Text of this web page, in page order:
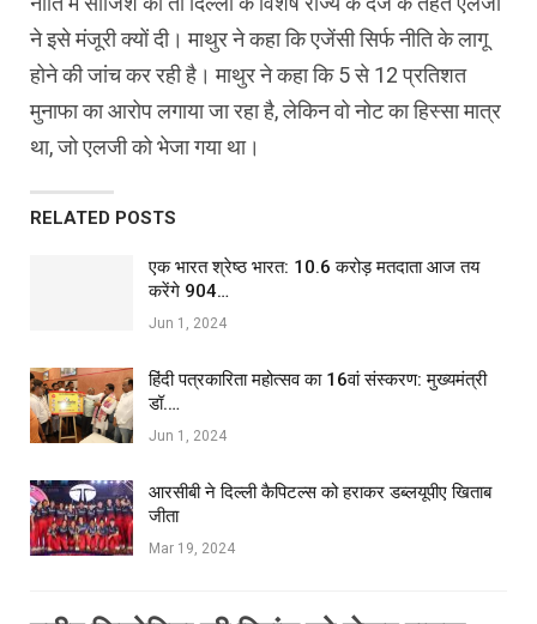
ने इसे मंजूरी क्यों दी। माथुर ने कहा कि एजेंसी सिर्फ नीति के लागू
होने की जांच कर रही है। माथुर ने कहा कि 5 से 12 प्रतिशत
मुनाफा का आरोप लगाया जा रहा है, लेकिन वो नोट का हिस्सा मात्र
था, जो एलजी को भेजा गया था।
RELATED POSTS
एक भारत श्रेष्ठ भारत: 10.6 करोड़ मतदाता आज तय
करेंगे 904…
Jun 1, 2024
हिंदी पत्रकारिता महोत्सव का 16वां संस्करण: मुख्यमंत्री
डॉ.…
Jun 1, 2024
आरसीबी ने दिल्ली कैपिटल्स को हराकर डब्लयूपीए खिताब
जीता
Mar 19, 2024